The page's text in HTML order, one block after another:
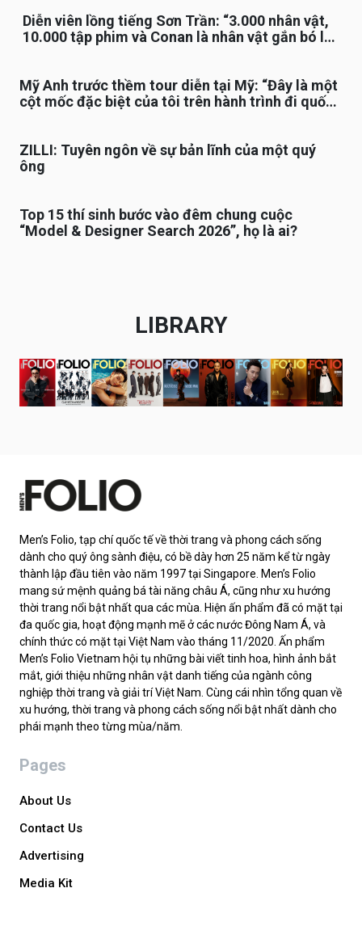
Diễn viên lồng tiếng Sơn Trần: “3.000 nhân vật,
10.000 tập phim và Conan là nhân vật gắn bó lâu
Mỹ Anh trước thềm tour diễn tại Mỹ: “Đây là một
cột mốc đặc biệt của tôi trên hành trình đi quốc
ZILLI: Tuyên ngôn về sự bản lĩnh của một quý
ông
Top 15 thí sinh bước vào đêm chung cuộc
“Model & Designer Search 2026”, họ là ai?
LIBRARY
Men’s Folio, tạp chí quốc tế về thời trang và phong cách sống
dành cho quý ông sành điệu, có bề dày hơn 25 năm kể từ ngày
thành lập đầu tiên vào năm 1997 tại Singapore. Men’s Folio
mang sứ mệnh quảng bá tài năng châu Á, cũng như xu hướng
thời trang nổi bật nhất qua các mùa. Hiện ấn phẩm đã có mặt tại
đa quốc gia, hoạt động mạnh mẽ ở các nước Đông Nam Á, và
chính thức có mặt tại Việt Nam vào tháng 11/2020. Ấn phẩm
Men’s Folio Vietnam hội tụ những bài viết tinh hoa, hình ảnh bắt
mắt, giới thiệu những nhân vật danh tiếng của ngành công
nghiệp thời trang và giải trí Việt Nam. Cùng cái nhìn tổng quan về
xu hướng, thời trang và phong cách sống nổi bật nhất dành cho
phái mạnh theo từng mùa/năm.
Pages
About Us
Contact Us
Advertising
Media Kit